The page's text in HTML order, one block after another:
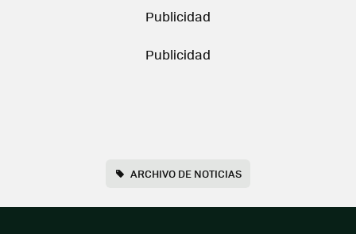
ARCHIVO DE NOTICIAS